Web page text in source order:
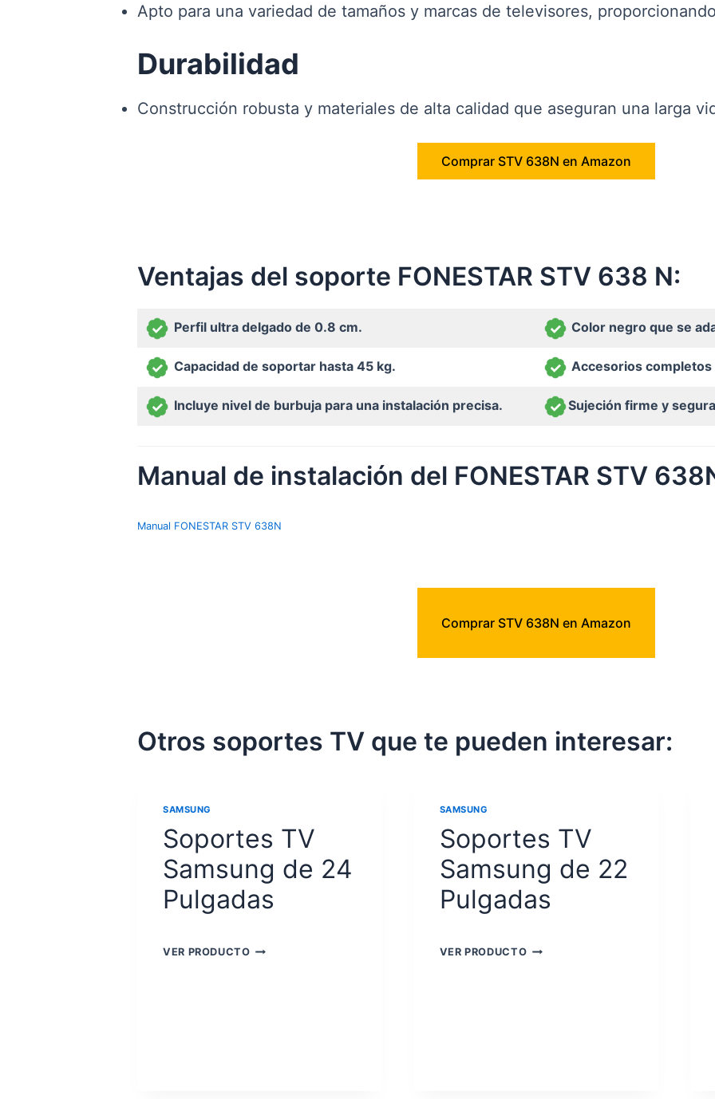
Apto para una variedad de tamaños y marcas de televisores,
Durabilidad
Construcción robusta y materiales de alta calidad que aseguran una larga
Comprar STV 638N en Amazon
Ventajas del soporte FONESTAR STV 638 N:
Perfil ultra delgado de 0.8 cm. Color negro que se
Capacidad de soportar hasta 45 kg. Accesorios completos
Incluye nivel de burbuja para una instalación precisa. Sujeción firme y
Manual de instalación del FONESTAR STV
Manual FONESTAR STV 638N
Comprar STV 638N en Amazon
Otros soportes TV que te pueden interesar:
SAMSUNG
Soportes TV
Samsung de 24
Pulgadas
VER PRODUCTOSOPORTES
SAMSUNG
Soportes TV
Samsung de 22
Pulgadas
VER PRODUCTOSOPORTES